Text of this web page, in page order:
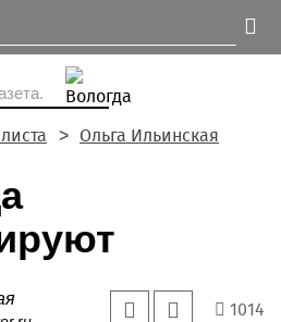
Ольга Ильинская
1014